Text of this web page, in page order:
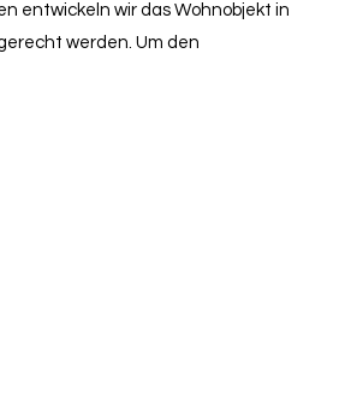
entwickeln wir das Wohnobjekt in
werden. Um den